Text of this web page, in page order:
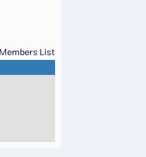
Members List ©